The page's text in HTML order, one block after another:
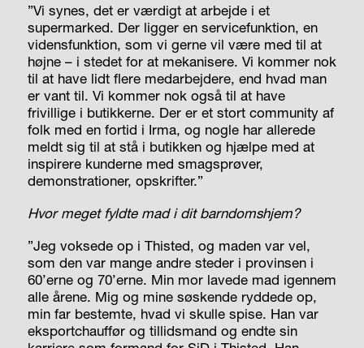
”Vi synes, det er værdigt at arbejde i et
supermarked. Der ligger en servicefunktion, en
vidensfunktion, som vi gerne vil være med til at
højne – i stedet for at mekanisere. Vi kommer nok
til at have lidt flere medarbejdere, end hvad man
er vant til. Vi kommer nok også til at have
frivillige i butikkerne. Der er et stort community af
folk med en fortid i Irma, og nogle har allerede
meldt sig til at stå i butikken og hjælpe med at
inspirere kunderne med smagsprøver,
demonstrationer, opskrifter.”
Hvor meget fyldte mad i dit barndomshjem?
”Jeg voksede op i Thisted, og maden var vel,
som den var mange andre steder i provinsen i
60’erne og 70’erne. Min mor lavede mad igennem
alle årene. Mig og mine søskende ryddede op,
min far bestemte, hvad vi skulle spise. Han var
eksportchauffør og tillidsmand og endte sin